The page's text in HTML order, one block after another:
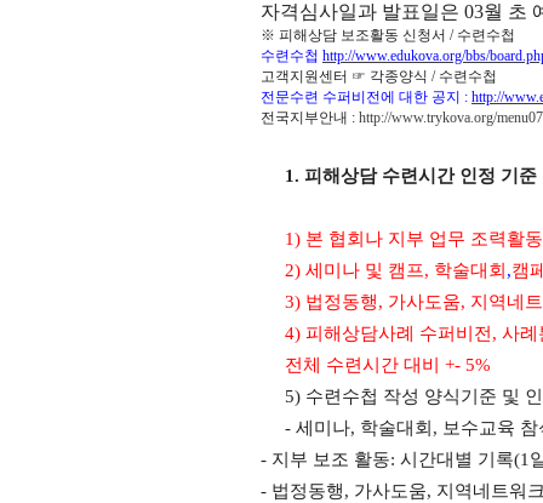
자격심사일과 발표일은 03월 초
※ 피해상담 보조활동 신청서 / 수련수첩
수련수첩 http://www.edukova.org/bbs/
고객지원센터 ☞ 각종양식 / 수련수첩
전문수련 수퍼비전에 대한 공지 : http://
전국지부안내 : http://www.trykova.org/
1. 피해상담 수련시간 인정 기준
1) 본 협회나 지부 업무 조력활동
2) 세미나 및 캠프, 학술대회 ,캠
3) 법정동행, 가사도움, 지역네
4) 피해상담사례 수퍼비전 , 사례
전체 수련시간 대비 +- 5%
5) 수련수첩 작성 양식기준 및
- 세미나, 학술대회 , 보수교육 참
- 지부 보조 활동: 시간대별 기록(1
- 법정동행, 가사도움, 지역네트워